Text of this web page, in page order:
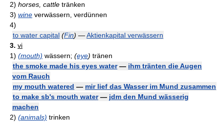
2) horses, cattle tränken
3) wine verwässern, verdünnen
4)
to water capital (Fin) —Aktienkapital verwässern
3. vi
1) (mouth) wässern; (eye) tränen
the smoke made his eyes water— ihm tränten die Augen
vom Rauch
my mouth watered — mir lief das Wasser im Mund zusammen
to make sb's mouth water— jdm den Mund wässerig
machen
2) (animals) trinken